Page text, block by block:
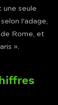
une seule
l'adage,
Rome, et
».